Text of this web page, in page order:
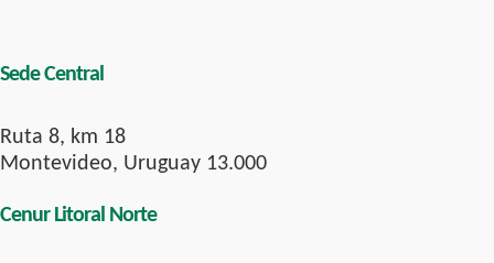
Sede Central
Ruta 8, km 18
Montevideo, Uruguay 13.000
Cenur Litoral Norte